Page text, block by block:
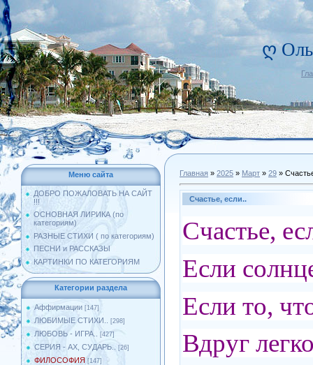
ღ
Меню сайта
ДОБРО ПОЖАЛОВАТЬ НА САЙТ
!!!
ОСНОВНАЯ ЛИРИКА (по
категориям)
РАЗНЫЕ СТИХИ ( по категориям)
ПЕСНИ и РАССКАЗЫ
КАРТИНКИ ПО КАТЕГОРИЯМ
Категории раздела
Аффирмации [147]
ЛЮБИМЫЕ СТИХИ.. [298]
ЛЮБОВЬ - ИГРА.. [427]
СЕРИЯ - АХ, СУДАРЬ.. [26]
ФИЛОСОФИЯ [147]
Главная » 2025 » Март » 29 »
Счастье, если..
Счастье,
Если
Если то,
Вдруг